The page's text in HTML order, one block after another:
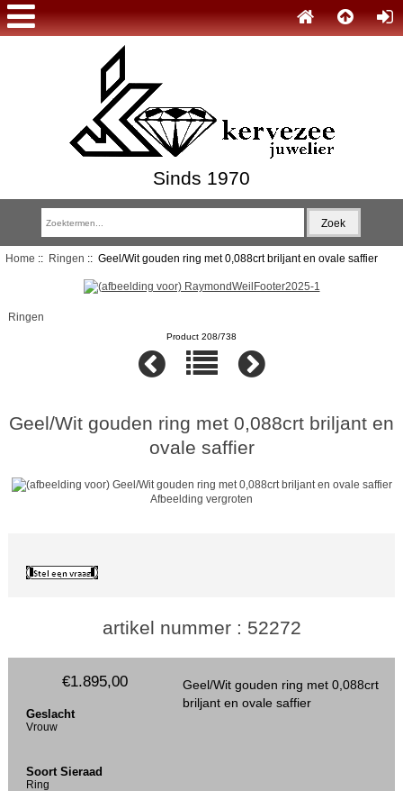
Sinds 1970
Home :: Ringen :: Geel/Wit gouden ring met 0,088crt briljant en ovale saffier
Ringen
Product 208/738
Geel/Wit gouden ring met 0,088crt briljant en
ovale saffier
Afbeelding vergroten
artikel nummer : 52272
Geel/Wit gouden ring met 0,088crt
briljant en ovale saffier
€1.895,00
Geslacht
Vrouw
Soort Sieraad
Ring